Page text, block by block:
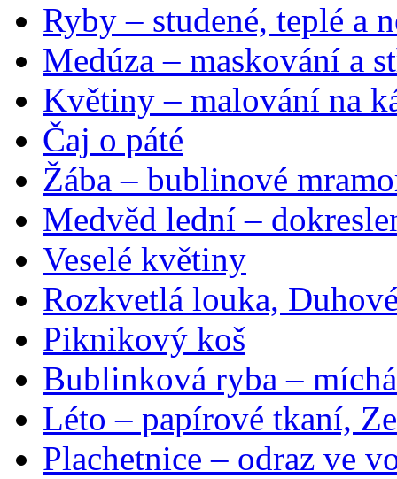
Ryby – studené, teplé a
Medúza – maskování a
Květiny – malování na
Čaj o páté
Žába – bublinové
Medvěd lední –
Veselé květiny
Rozkvetlá louka,
Piknikový koš
Bublinková ryba –
Léto – papírové tkaní,
Plachetnice – odraz ve